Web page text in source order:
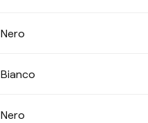
Nero
Bianco
Nero